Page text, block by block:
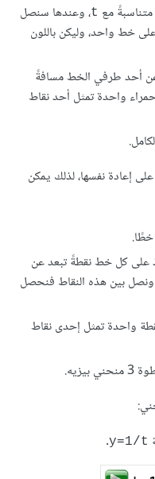
مع t، وعندها سنصل
خط واحد، وليكن باللون
أحد طرفي الخط مسافةً
واحدة تمثل أحد نقاط
إعادة نفسها، لذلك يمكن
و1 نأخذ على كل خط نقطةً تبعد عن
ونصل بين هذه النقاط فنحصل
على نقطة واحدة تمثل إحدى نقاط
y=1/t
.